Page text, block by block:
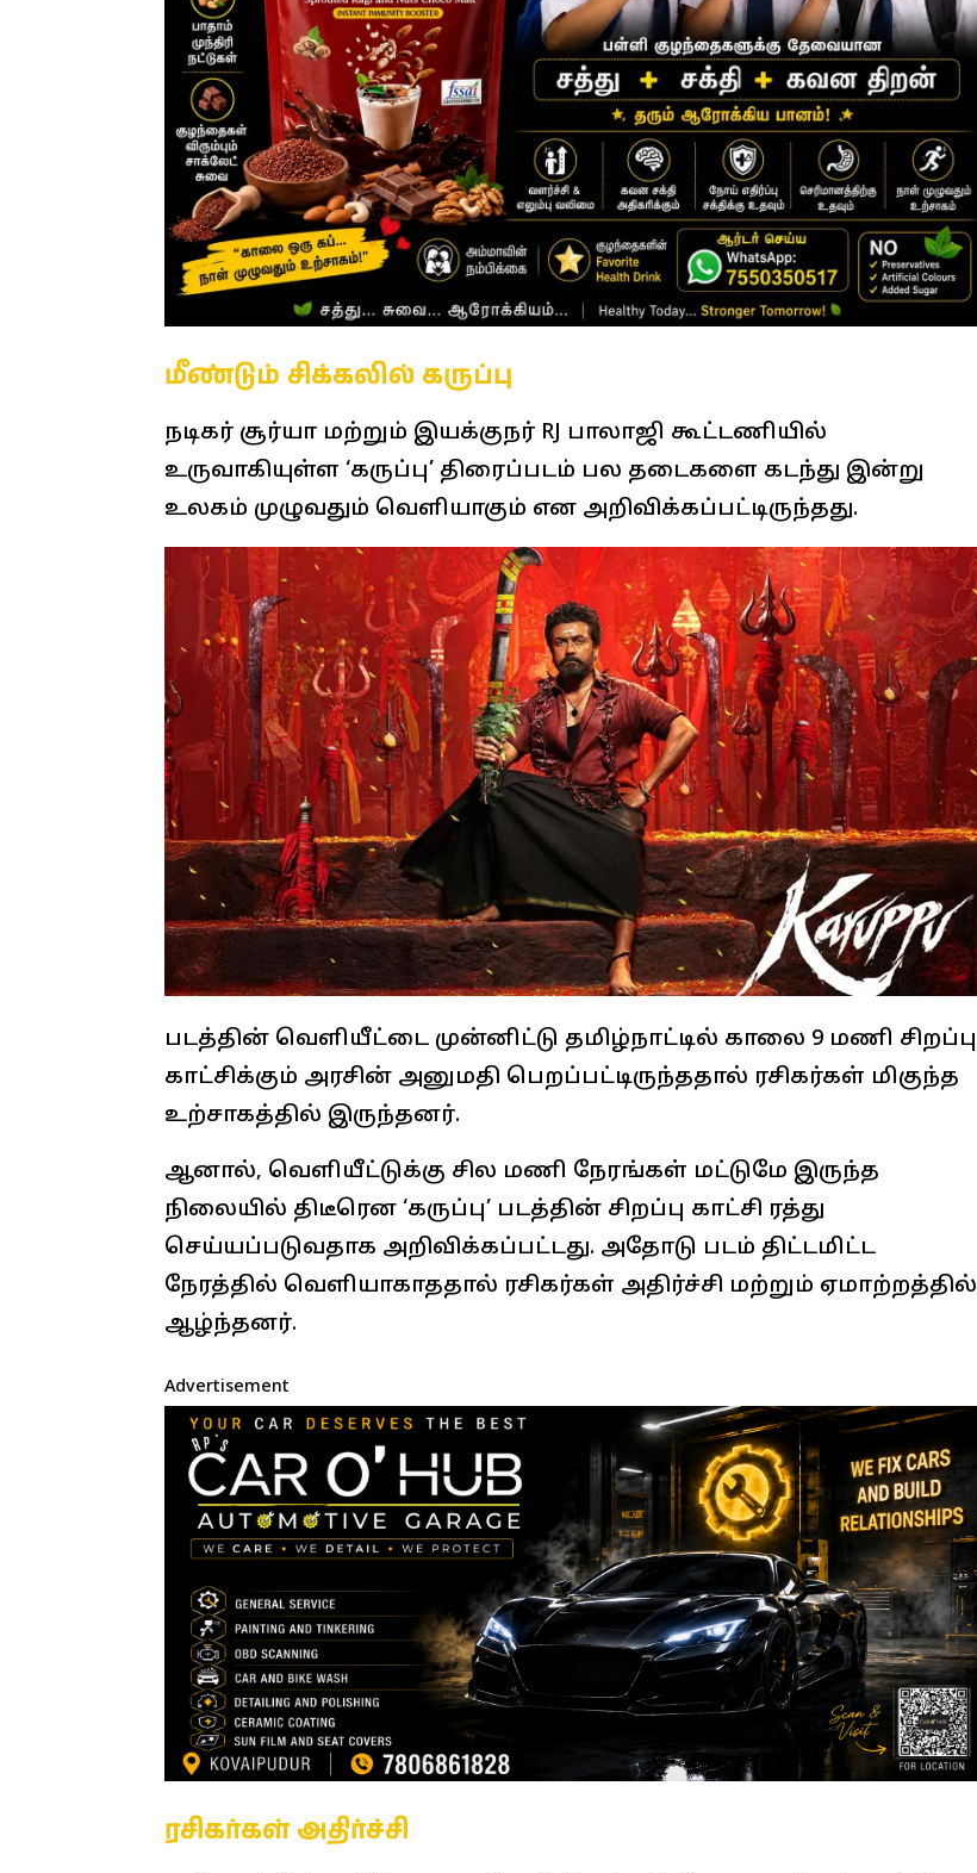
மீண்டும் சிக்கலில் கருப்பு
நடிகர் சூர்யா மற்றும் இயக்குநர் RJ பாலாஜி கூட்டணியில்
உருவாகியுள்ள ‘கருப்பு’ திரைப்படம் பல தடைகளை கடந்து இன்று
உலகம் முழுவதும் வெளியாகும் என அறிவிக்கப்பட்டிருந்தது.
படத்தின் வெளியீட்டை முன்னிட்டு தமிழ்நாட்டில் காலை 9 மணி சிறப்பு
காட்சிக்கும் அரசின் அனுமதி பெறப்பட்டிருந்ததால் ரசிகர்கள் மிகுந்த
உற்சாகத்தில் இருந்தனர்.
ஆனால், வெளியீட்டுக்கு சில மணி நேரங்கள் மட்டுமே இருந்த
நிலையில் திடீரென ‘கருப்பு’ படத்தின் சிறப்பு காட்சி ரத்து
செய்யப்படுவதாக அறிவிக்கப்பட்டது. அதோடு படம் திட்டமிட்ட
நேரத்தில் வெளியாகாததால் ரசிகர்கள் அதிர்ச்சி மற்றும் ஏமாற்றத்தில்
ஆழ்ந்தனர்.
Advertisement
ரசிகர்கள் அதிர்ச்சி